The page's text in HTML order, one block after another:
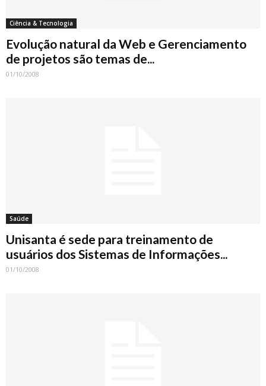
Ciência & Tecnologia
Evolução natural da Web e Gerenciamento
de projetos são temas de...
01/10/2008
Saúde
Unisanta é sede para treinamento de
usuários dos Sistemas de Informações...
01/10/2008